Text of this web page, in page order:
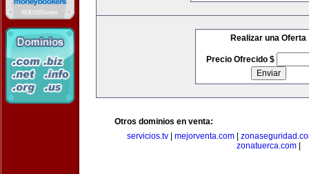
Realizar una Oferta
Precio Ofrecido $
Otros dominios en venta:
servicios.tv| mejorventa.com|
zonatuerca.com|